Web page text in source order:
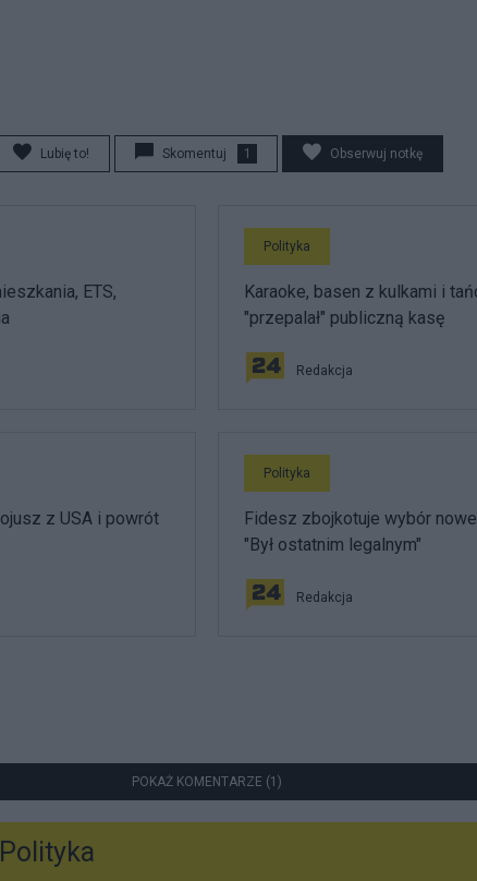
Lubię to! Skomentuj 1 Obserwuj notkę
ETS,
Polityka
Karaoke, basen z kulkami i
"przepalał" publiczną kasę
Redakcja
z USA i powrót
Polityka
Fidesz zbojkotuje wybór
"Był ostatnim legalnym"
Redakcja
POKAŻ KOMENTARZE (1)
Polityka